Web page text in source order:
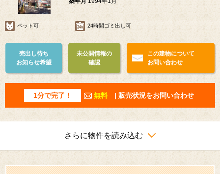
ペット可 24時間ゴミ出し可
売出し待ち
お知らせ希望
未公開情報の
確認
この建物について
お問い合わせ
1分で完了！ 無料 | 販売状況をお問い合わせ
さらに物件を読み込む